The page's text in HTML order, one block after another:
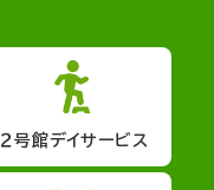
２号館デイサービス